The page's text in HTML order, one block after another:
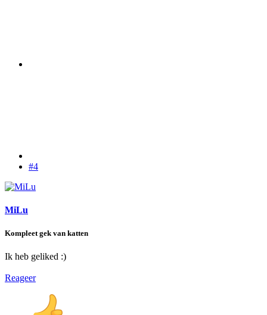
#4
MiLu
Kompleet gek van katten
Ik heb geliked :)
Reageer